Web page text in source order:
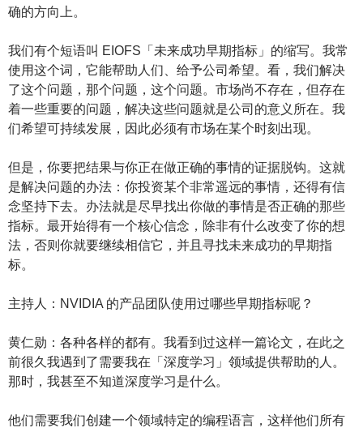
确的方向上。
我们有个短语叫 EIOFS「未来成功早期指标」的缩写。我常
使用这个词，它能帮助人们、给予公司希望。看，我们解决
了这个问题，那个问题，这个问题。市场尚不存在，但存在
着一些重要的问题，解决这些问题就是公司的意义所在。我
们希望可持续发展，因此必须有市场在某个时刻出现。
但是，你要把结果与你正在做正确的事情的证据脱钩。这就
是解决问题的办法：你投资某个非常遥远的事情，还得有信
念坚持下去。办法就是尽早找出你做的事情是否正确的那些
指标。最开始得有一个核心信念，除非有什么改变了你的想
法，否则你就要继续相信它，并且寻找未来成功的早期指
标。
主持人：NVIDIA 的产品团队使用过哪些早期指标呢？
黄仁勋：各种各样的都有。我看到过这样一篇论文，在此之
前很久我遇到了需要我在「深度学习」领域提供帮助的人。
那时，我甚至不知道深度学习是什么。
他们需要我们创建一个领域特定的编程语言，这样他们所有